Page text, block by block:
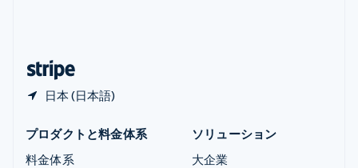
日本 (日本語)
プロダクトと料金体系
料金体系
ソリューション
大企業